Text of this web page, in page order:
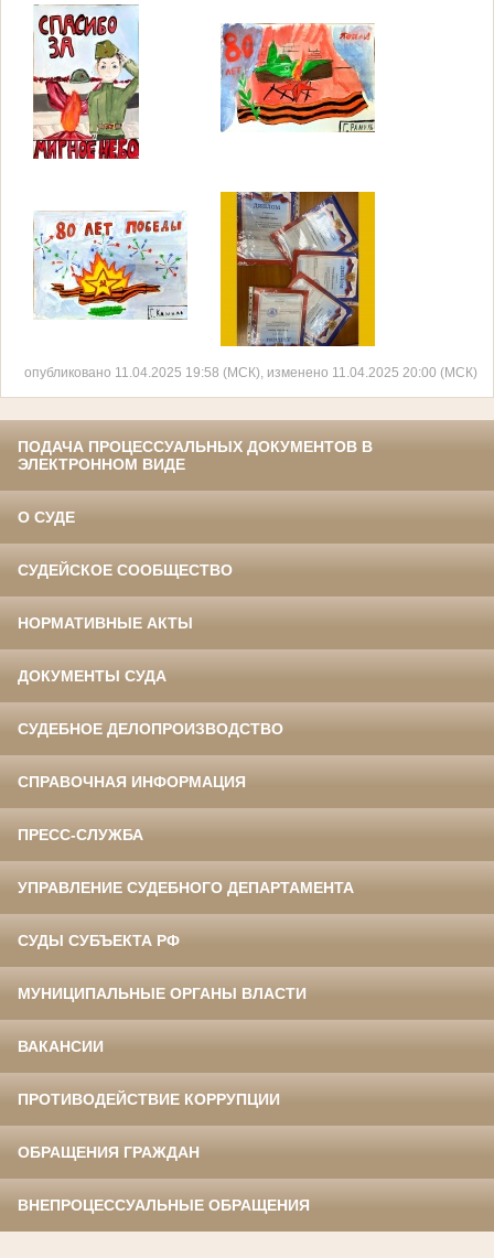
опубликовано 11.04.2025 19:58 (МСК), изменено 11.04.2025 20:00 (МСК)
ПОДАЧА ПРОЦЕССУАЛЬНЫХ ДОКУМЕНТОВ В
ЭЛЕКТРОННОМ ВИДЕ
О СУДЕ
СУДЕЙСКОЕ СООБЩЕСТВО
НОРМАТИВНЫЕ АКТЫ
ДОКУМЕНТЫ СУДА
СУДЕБНОЕ ДЕЛОПРОИЗВОДСТВО
СПРАВОЧНАЯ ИНФОРМАЦИЯ
ПРЕСС-СЛУЖБА
УПРАВЛЕНИЕ СУДЕБНОГО ДЕПАРТАМЕНТА
СУДЫ СУБЪЕКТА РФ
МУНИЦИПАЛЬНЫЕ ОРГАНЫ ВЛАСТИ
ВАКАНСИИ
ПРОТИВОДЕЙСТВИЕ КОРРУПЦИИ
ОБРАЩЕНИЯ ГРАЖДАН
ВНЕПРОЦЕССУАЛЬНЫЕ ОБРАЩЕНИЯ